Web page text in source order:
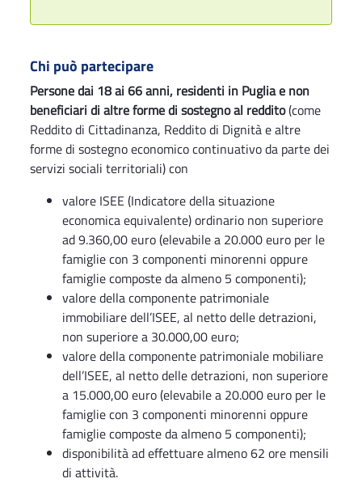
Chi può partecipare
Persone dai 18 ai 66 anni, residenti in Puglia e non
beneficiari di altre forme di sostegno al reddito(come
Reddito di Cittadinanza, Reddito di Dignità e altre
forme di sostegno economico continuativo da parte dei
servizi sociali territoriali) con
valore ISEE (Indicatore della situazione
economica equivalente) ordinario non superiore
ad 9.360,00 euro (elevabile a 20.000 euro per le
famiglie con 3 componenti minorenni oppure
famiglie composte da almeno 5 componenti);
valore della componente patrimoniale
immobiliare dell’ISEE, al netto delle detrazioni,
non superiore a 30.000,00 euro;
valore della componente patrimoniale mobiliare
dell’ISEE, al netto delle detrazioni, non superiore
a 15.000,00 euro (elevabile a 20.000 euro per le
famiglie con 3 componenti minorenni oppure
famiglie composte da almeno 5 componenti);
disponibilità ad effettuare almeno 62 ore mensili
di attività.